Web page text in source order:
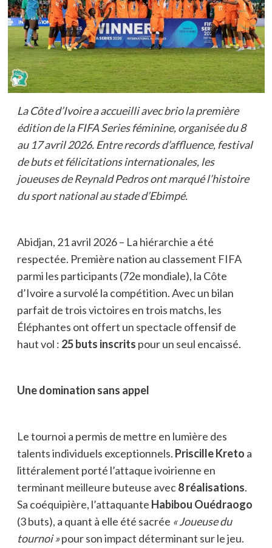
La Côte d’Ivoire a accueilli avec brio la première
édition de la FIFA Series féminine, organisée du 8
au 17 avril 2026. Entre records d’affluence, festival
de buts et félicitations internationales, les
joueuses de Reynald Pedros ont marqué l’histoire
du sport national au stade d’Ebimpé.
Abidjan, 21 avril 2026 – La hiérarchie a été
respectée. Première nation au classement FIFA
parmi les participants (72e mondiale), la Côte
d’Ivoire a survolé la compétition. Avec un bilan
parfait de trois victoires en trois matchs, les
Éléphantes ont offert un spectacle offensif de
haut vol : 25 buts inscrits pour un seul encaissé.
Une domination sans appel
Le tournoi a permis de mettre en lumière des
talents individuels exceptionnels. Priscille Kreto a
littéralement porté l’attaque ivoirienne en
terminant meilleure buteuse avec8 réalisations.
Sa coéquipière, l’attaquante Habibou Ouédraogo
(3 buts), a quant à elle été sacrée « Joueuse du
tournoi »pour son impact déterminant sur le jeu.